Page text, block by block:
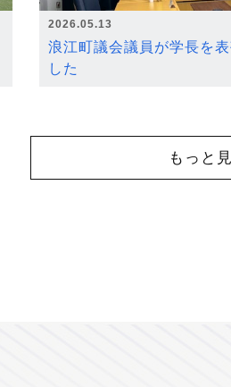
2026.05.13
浪江町議会議員が学長を
した
もっと